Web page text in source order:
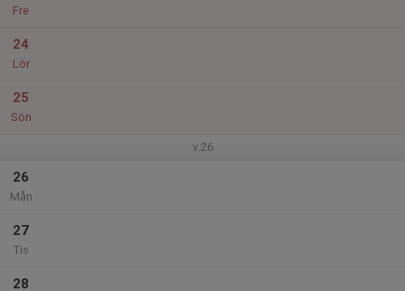
Fre
24
Lör
25
Sön
v.26
26
Mån
27
Tis
28